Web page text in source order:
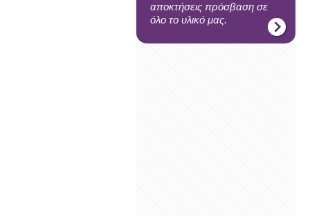
αποκτήσεις πρόσβαση σε
όλο το υλικό μας.